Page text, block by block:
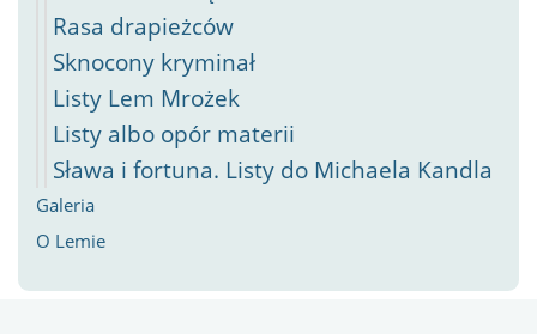
Rasa drapieżców
Sknocony kryminał
Listy Lem Mrożek
Listy albo opór materii
Sława i fortuna. Listy do Michaela Kandla
Galeria
O Lemie